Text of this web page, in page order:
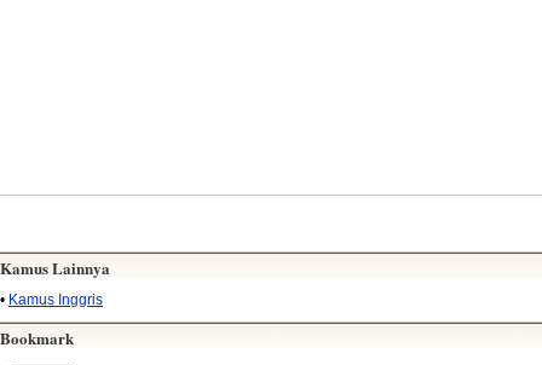
Kamus Lainnya
• Kamus Inggris
Bookmark